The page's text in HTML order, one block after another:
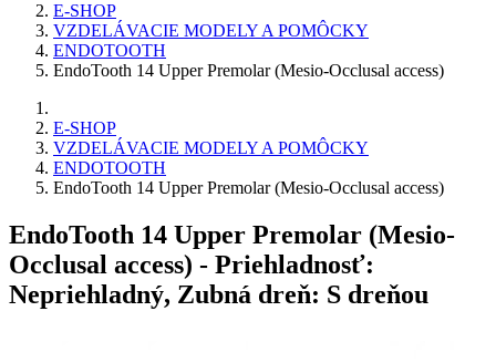
E-SHOP
VZDELÁVACIE MODELY A POMÔCKY
ENDOTOOTH
EndoTooth 14 Upper Premolar (Mesio-Occlusal access)
E-SHOP
VZDELÁVACIE MODELY A POMÔCKY
ENDOTOOTH
EndoTooth 14 Upper Premolar (Mesio-Occlusal access)
EndoTooth 14 Upper Premolar (Mesio-
Occlusal access) - Priehladnosť:
Nepriehladný, Zubná dreň: S dreňou